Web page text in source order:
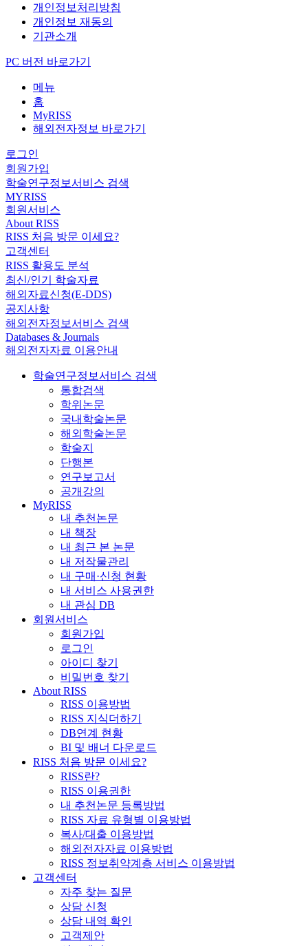
개인정보처리방침
개인정보 재동의
기관소개
PC 버전 바로가기
메뉴
홈
MyRISS
해외전자정보 바로가기
로그인
회원가입
학술연구정보서비스 검색
MYRISS
회원서비스
About RISS
RISS 처음 방문 이세요?
고객센터
RISS 활용도 분석
최신/인기 학술자료
해외자료신청(E-DDS)
공지사항
해외전자정보서비스 검색
Databases & Journals
해외전자자료 이용안내
학술연구정보서비스 검색
통합검색
학위논문
국내학술논문
해외학술논문
학술지
단행본
연구보고서
공개강의
MyRISS
내 추천논문
내 책장
내 최근 본 논문
내 저작물관리
내 구매·신청 현황
내 서비스 사용권한
내 관심 DB
회원서비스
회원가입
로그인
아이디 찾기
비밀번호 찾기
About RISS
RISS 이용방법
RISS 지식더하기
DB연계 현황
BI 및 배너 다운로드
RISS 처음 방문 이세요?
RISS란?
RISS 이용권한
내 추천논문 등록방법
RISS 자료 유형별 이용방법
복사/대출 이용방법
해외전자자료 이용방법
RISS 정보취약계층 서비스 이용방법
고객센터
자주 찾는 질문
상담 신청
상담 내역 확인
고객제안